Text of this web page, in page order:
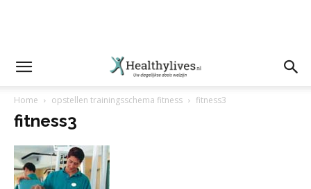
Home opstellen trainingsschema fitness fitness3
fitness3